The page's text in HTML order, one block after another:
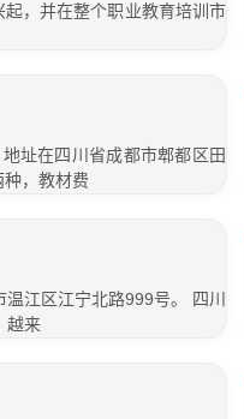
，并在整个职业教育培训市
址在四川省成都市郫都区田
，教材费
江区江宁北路999号。 四川
越来